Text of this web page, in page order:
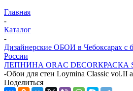
Главная
-
Каталог
-
Дизайнерские ОБОИ в Чебоксарах с
России
ЛЕПНИНА ORAC DECORКРАСКА
-Обои для стен Loymina Classic vol.II
Поделиться